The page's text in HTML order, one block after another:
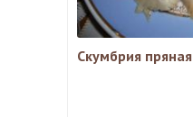
Скумбрия пряная